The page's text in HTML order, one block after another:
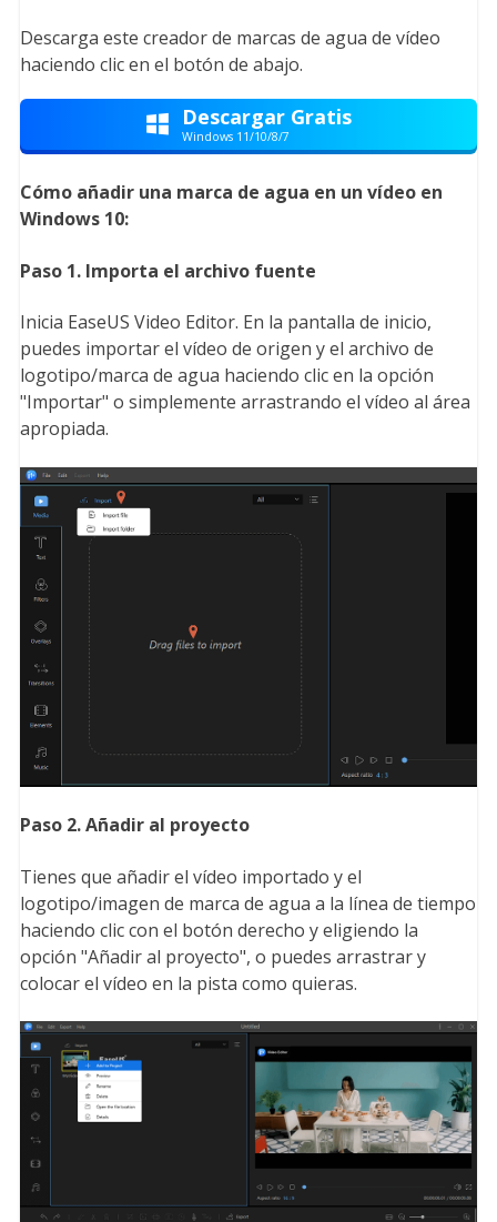
Descarga este creador de marcas de agua de vídeo
haciendo clic en el botón de abajo.
 Descargar Gratis
Windows 11/10/8/7
Cómo añadir una marca de agua en un vídeo en
Windows 10:
Paso 1. Importa el archivo fuente
Inicia EaseUS Video Editor. En la pantalla de inicio,
puedes importar el vídeo de origen y el archivo de
logotipo/marca de agua haciendo clic en la opción
"Importar" o simplemente arrastrando el vídeo al área
apropiada.
Paso 2. Añadir al proyecto
Tienes que añadir el vídeo importado y el
logotipo/imagen de marca de agua a la línea de tiempo
haciendo clic con el botón derecho y eligiendo la
opción "Añadir al proyecto", o puedes arrastrar y
colocar el vídeo en la pista como quieras.